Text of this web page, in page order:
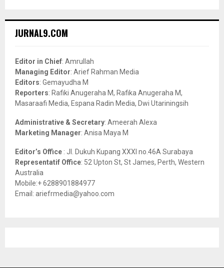
h
o
r
:
JURNAL9.COM
Editor in Chief: Amrullah
Managing Editor: Arief Rahman Media
Editors: Gemayudha M
Reporters: Rafiki Anugeraha M, Rafika Anugeraha M,
Masaraafi Media, Espana Radin Media, Dwi Utariningsih
Administrative & Secretary: Ameerah Alexa
Marketing Manager: Anisa Maya M
Editor’s Office : Jl. Dukuh Kupang XXXI no.46A Surabaya
Representatif Office: 52 Upton St, St James, Perth, Western
Australia
Mobile:+ 6288901884977
Email: ariefrmedia@yahoo.com